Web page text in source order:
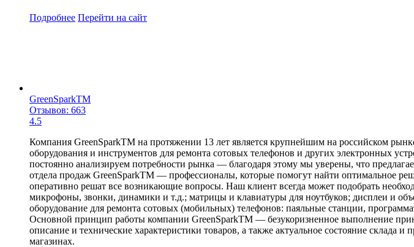
Подробнее Перейти на сайт
GreenSparkTM
Отзывов: 663
4.5
Компания GreenSparkTM на протяжении 13 лет является крупнейшим на российском
оборудования и инструментов для ремонта сотовых телефонов и других электронных
постоянно анализируем потребности рынка — благодаря этому мы уверены, что
отдела продаж GreenSparkTM — профессионалы, которые помогут найти оптимальное
оперативно решат все возникающие вопросы. Наш клиент всегда может подобрать
микрофоны, звонки, динамики и т.д.; матрицы и клавиатуры для ноутбуков; дисплеи и
оборудование для ремонта сотовых (мобильных) телефонов: паяльные станции,
Основной принцип работы компании GreenSparkTM — безукоризненное выполнение
описание и технические характеристики товаров, а также актуальное состояние
магазинах.